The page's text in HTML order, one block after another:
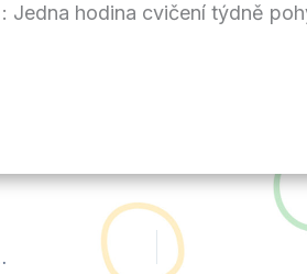
hodina cvičení týdně
v Chebu